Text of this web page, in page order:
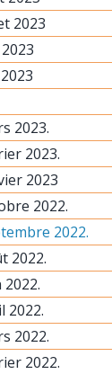
2023
2023.
2023.
2023
2022.
2022.
2022.
2022.
2022.
2022.